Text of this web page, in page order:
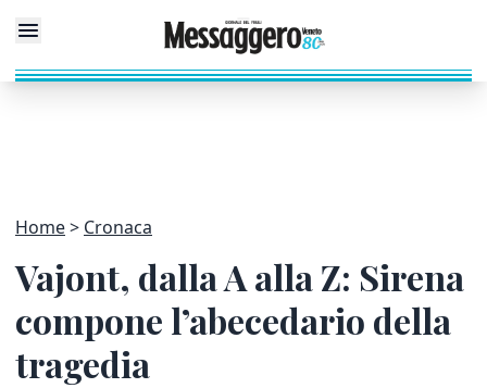
Home Cronaca
Vajont, dalla A alla Z: Sirena
compone l’abecedario della
tragedia